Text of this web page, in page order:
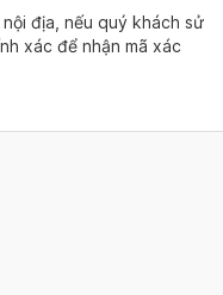
địa, nếu quý khách sử
xác để nhận mã xác